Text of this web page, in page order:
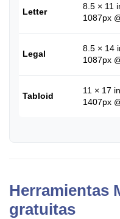
Letter
8.5 × 11
1087px
Legal
8.5 × 14
1087px
Tabloid
11 × 17
1407px
Herramientas
gratuitas